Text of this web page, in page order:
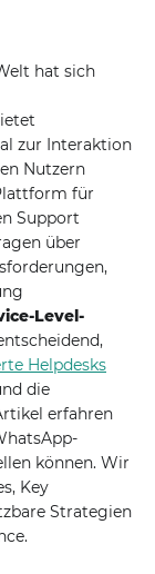
hat sich
zur Interaktion
Nutzern
für
Support
über
Level-
Helpdesks
die
erfahren
können. Wir
Key
Strategien